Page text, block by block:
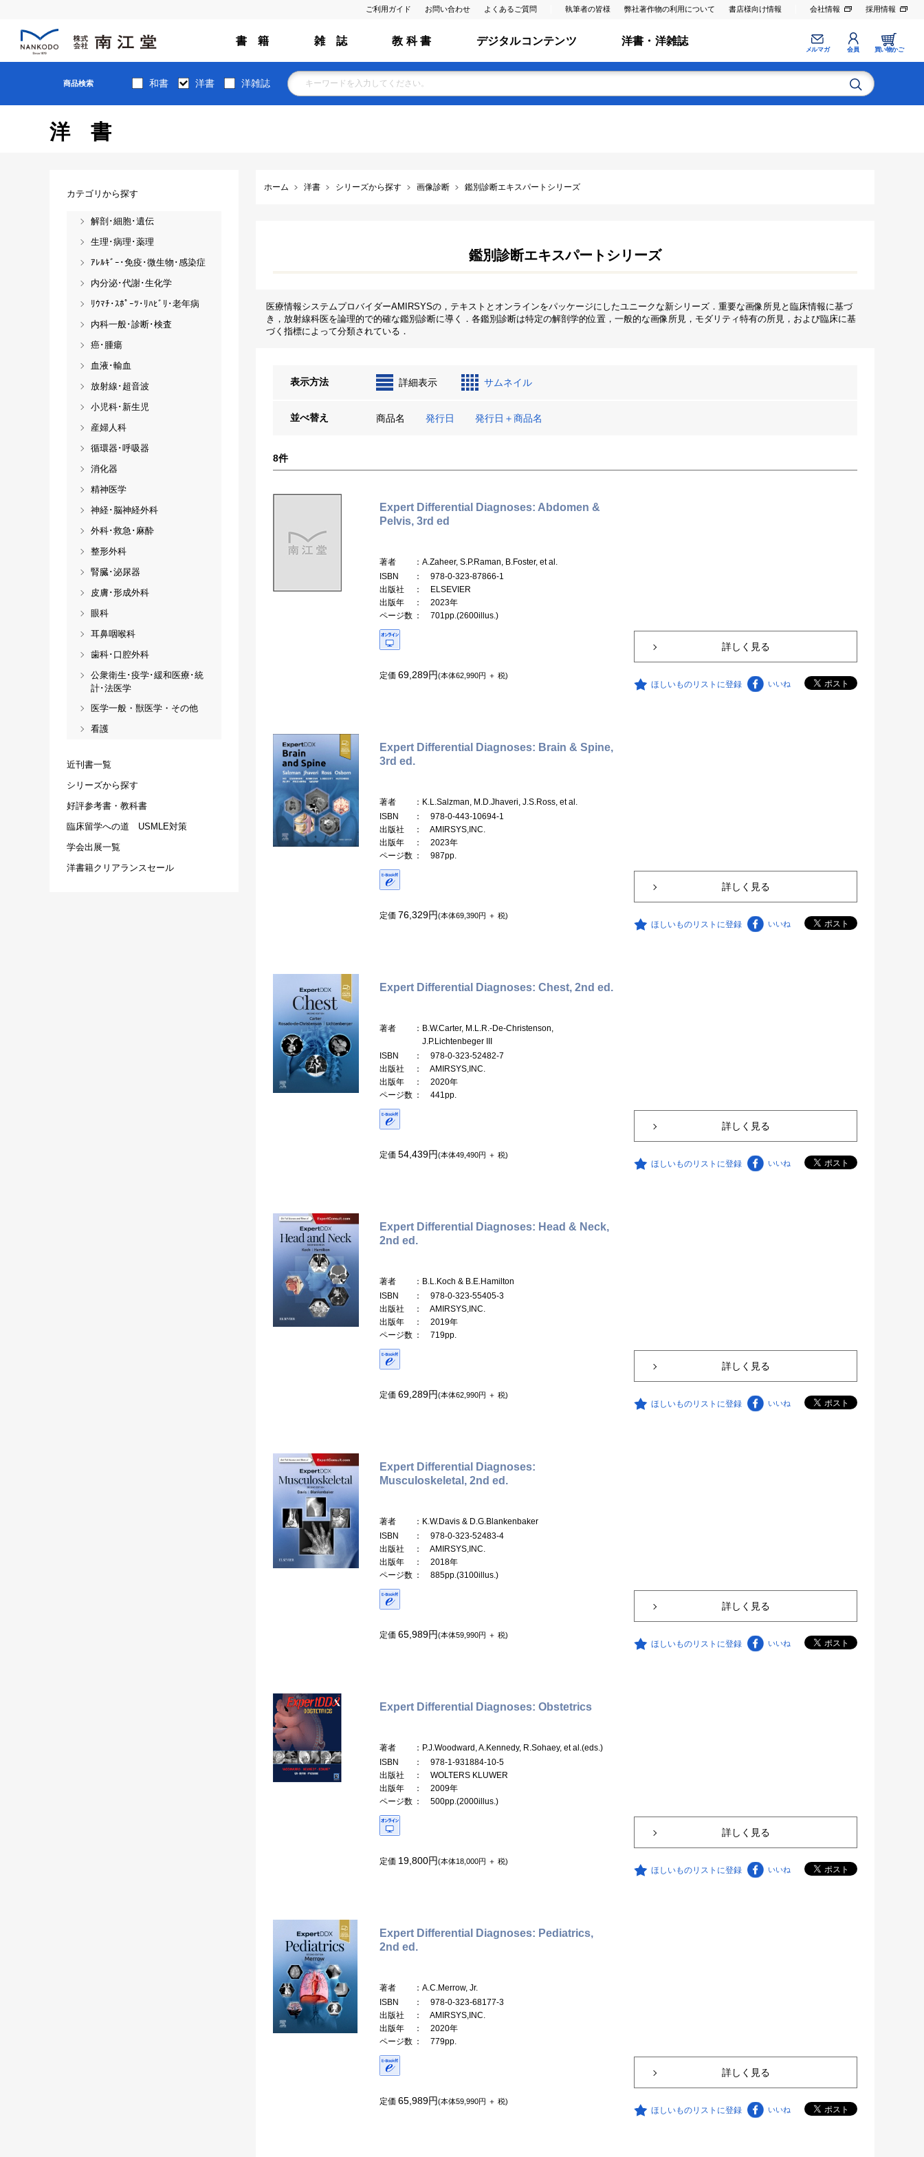
ご利用ガイド お問い合わせ よくあるご質問 執筆者の皆様 弊社著作物の利用について 書店様向け情報 会社情報 採用情報
書 籍 雑 誌 教 科 書 デジタルコンテンツ 洋書・洋雑誌
メルマガ 会員 買い物かご
商品検索 和書 洋書 洋雑誌
洋書
ホーム 洋書 シリーズから探す 画像診断 鑑別診断エキスパートシリーズ
鑑別診断エキスパートシリーズ
医療情報システムプロバイダーAMIRSYSの，テキストとオンラインをパッケージにしたユニークな新シリーズ．重要な画像所見と臨床情報に基づ
き，放射線科医を論理的で的確な鑑別診断に導く．各鑑別診断は特定の解剖学的位置，一般的な画像所見，モダリティ特有の所見，および臨床に基
づく指標によって分類されている．
表示方法 詳細表示 サムネイル
並べ替え 商品名 発行日 発行日＋商品名
8件
Expert Differential Diagnoses: Abdomen &
Pelvis, 3rd ed
著者
：A.Zaheer, S.P.Raman, B.Foster, et al.
ISBN
： 978-0-323-87866-1
出版社
： ELSEVIER
出版年
： 2023年
ページ数 ： 701pp.(2600illus.)
定価 69,289円(本体62,990円 ＋ 税)
詳しく見る
ほしいものリストに登録 いいね
Expert Differential Diagnoses: Brain & Spine,
3rd ed.
著者
：K.L.Salzman, M.D.Jhaveri, J.S.Ross, et al.
ISBN
： 978-0-443-10694-1
出版社
： AMIRSYS,INC.
出版年
： 2023年
ページ数 ： 987pp.
定価 76,329円(本体69,390円 ＋ 税)
詳しく見る
ほしいものリストに登録 いいね
Expert Differential Diagnoses: Chest, 2nd ed.
著者
：B.W.Carter, M.L.R.-De-Christenson,
J.P.Lichtenbeger III
ISBN
： 978-0-323-52482-7
出版社
： AMIRSYS,INC.
出版年
： 2020年
ページ数 ： 441pp.
定価 54,439円(本体49,490円 ＋ 税)
詳しく見る
ほしいものリストに登録 いいね
Expert Differential Diagnoses: Head & Neck,
2nd ed.
著者
：B.L.Koch & B.E.Hamilton
ISBN
： 978-0-323-55405-3
出版社
： AMIRSYS,INC.
出版年
： 2019年
ページ数 ： 719pp.
定価 69,289円(本体62,990円 ＋ 税)
詳しく見る
ほしいものリストに登録 いいね
Expert Differential Diagnoses:
Musculoskeletal, 2nd ed.
著者
：K.W.Davis & D.G.Blankenbaker
ISBN
： 978-0-323-52483-4
出版社
： AMIRSYS,INC.
出版年
： 2018年
ページ数 ： 885pp.(3100illus.)
定価 65,989円(本体59,990円 ＋ 税)
詳しく見る
ほしいものリストに登録 いいね
Expert Differential Diagnoses: Obstetrics
著者
：P.J.Woodward, A.Kennedy, R.Sohaey, et al.(eds.)
ISBN
： 978-1-931884-10-5
出版社
： WOLTERS KLUWER
出版年
： 2009年
ページ数 ： 500pp.(2000illus.)
定価 19,800円(本体18,000円 ＋ 税)
詳しく見る
ほしいものリストに登録 いいね
Expert Differential Diagnoses: Pediatrics,
2nd ed.
著者
：A.C.Merrow, Jr.
ISBN
： 978-0-323-68177-3
出版社
： AMIRSYS,INC.
出版年
： 2020年
ページ数 ： 779pp.
定価 65,989円(本体59,990円 ＋ 税)
詳しく見る
ほしいものリストに登録 いいね
カテゴリから探す
解剖･細胞･遺伝
生理･病理･薬理
ｱﾚﾙｷﾞｰ･免疫･微生物･感染症
内分泌･代謝･生化学
ﾘｳﾏﾁ･ｽﾎﾟｰﾂ･ﾘﾊﾋﾞﾘ･老年病
内科一般･診断･検査
癌･腫瘍
血液･輸血
放射線･超音波
小児科･新生児
産婦人科
循環器･呼吸器
消化器
精神医学
神経･脳神経外科
外科･救急･麻酔
整形外科
腎臓･泌尿器
皮膚･形成外科
眼科
耳鼻咽喉科
歯科･口腔外科
公衆衛生･疫学･緩和医療･統
計･法医学
医学一般・獣医学・その他
看護
近刊書一覧
シリーズから探す
好評参考書・教科書
臨床留学への道 USMLE対策
学会出展一覧
洋書籍クリアランスセール